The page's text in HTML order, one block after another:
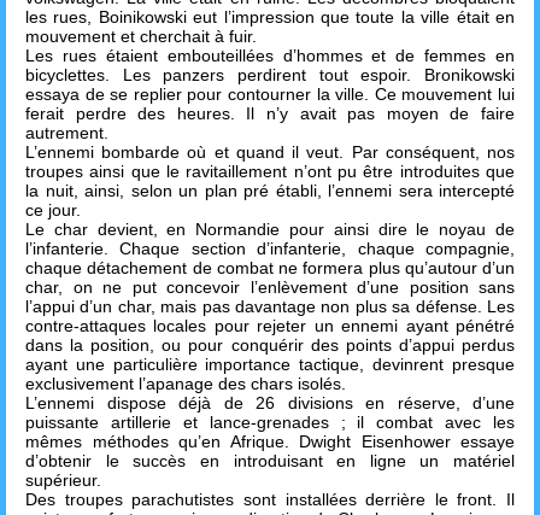
les rues, Boinikowski eut l’impression que toute la ville était en
mouvement et cherchait à fuir.
Les rues étaient embouteillées d’hommes et de femmes en
bicyclettes. Les panzers perdirent tout espoir. Bronikowski
essaya de se replier pour contourner la ville. Ce mouvement lui
ferait perdre des heures. Il n’y avait pas moyen de faire
autrement.
L’ennemi bombarde où et quand il veut. Par conséquent, nos
troupes ainsi que le ravitaillement n’ont pu être introduites que
la nuit, ainsi, selon un plan pré établi, l’ennemi sera intercepté
ce jour.
Le char devient, en Normandie pour ainsi dire le noyau de
l’infanterie. Chaque section d’infanterie, chaque compagnie,
chaque détachement de combat ne formera plus qu’autour d’un
char, on ne put concevoir l’enlèvement d’une position sans
l’appui d’un char, mais pas davantage non plus sa défense. Les
contre-attaques locales pour rejeter un ennemi ayant pénétré
dans la position, ou pour conquérir des points d’appui perdus
ayant une particulière importance tactique, devinrent presque
exclusivement l’apanage des chars isolés.
L’ennemi dispose déjà de 26 divisions en réserve, d’une
puissante artillerie et lance-grenades ; il combat avec les
mêmes méthodes qu’en Afrique. Dwight Eisenhower essaye
d’obtenir le succès en introduisant en ligne un matériel
supérieur.
Des troupes parachutistes sont installées derrière le front. Il